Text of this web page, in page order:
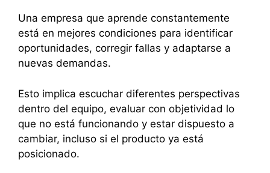
Una empresa que aprende constantemente
está en mejores condiciones para identificar
oportunidades, corregir fallas y adaptarse a
nuevas demandas.
Esto implica escuchar diferentes perspectivas
dentro del equipo, evaluar con objetividad lo
que no está funcionando y estar dispuesto a
cambiar, incluso si el producto ya está
posicionado.